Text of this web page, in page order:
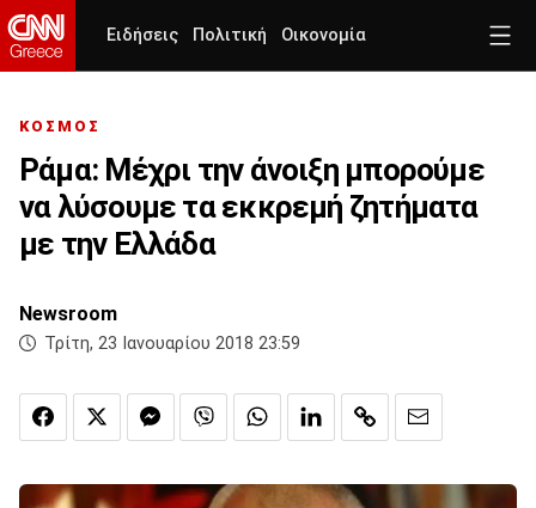
Ειδήσεις Πολιτική Οικονομία
ΚΟΣΜΟΣ
Ράμα: Μέχρι την άνοιξη μπορούμε
να λύσουμε τα εκκρεμή ζητήματα
με την Ελλάδα
Newsroom
Τρίτη, 23 Ιανουαρίου 2018 23:59